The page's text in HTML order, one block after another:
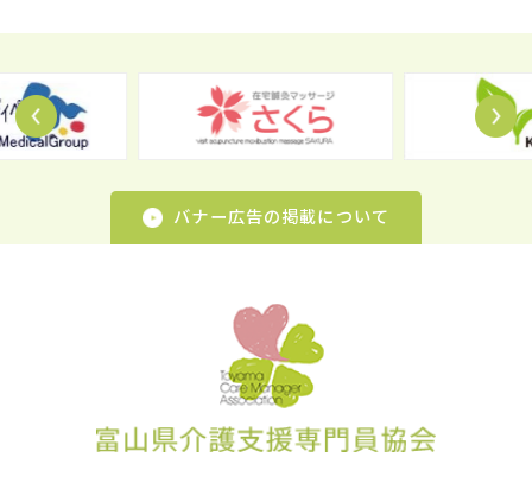
Prev
バナー広告の掲載について